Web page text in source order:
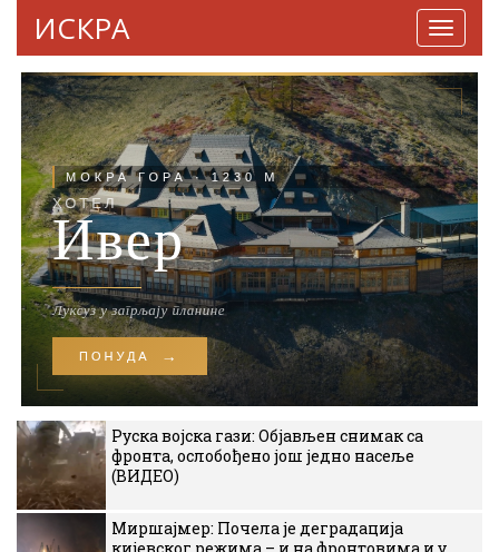
ИСКРА
Руска војска гази: Објављен снимак са
фронта, ослобођено још једно насеље
(ВИДЕО)
Миршајмер: Почела је деградација